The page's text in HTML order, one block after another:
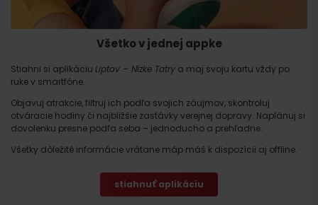
Všetko v jednej appke
Stiahni si aplikáciu Liptov – Nízke Tatry a maj svoju kartu vždy po
ruke v smartfóne.
Objavuj atrakcie, filtruj ich podľa svojich záujmov, skontroluj
otváracie hodiny či najbližšie zastávky verejnej dopravy. Naplánuj si
dovolenku presne podľa seba – jednoducho a prehľadne.
Všetky dôležité informácie vrátane máp máš k dispozícii aj offline.
stiahnuť aplikáciu